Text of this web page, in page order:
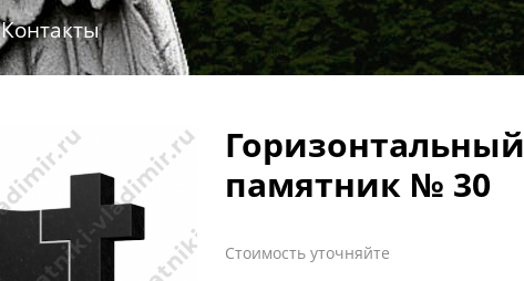
Контакты
Горизонтальный
памятник № 30
Стоимость уточняйте